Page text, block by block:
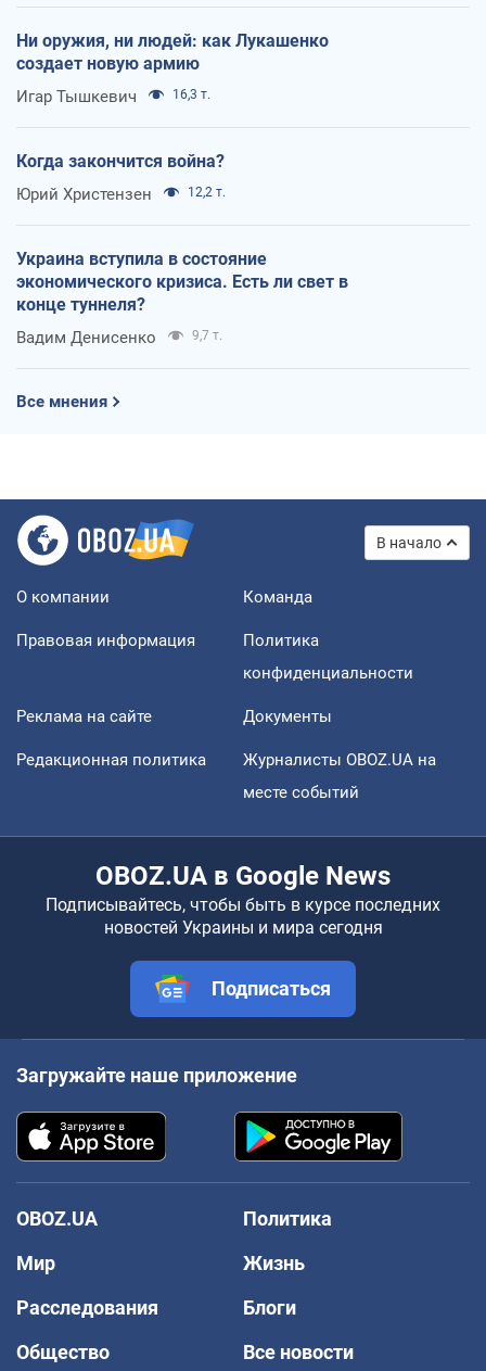
Ни оружия, ни людей: как Лукашенко
создает новую армию
Игар Тышкевич 16,3 т.
Когда закончится война?
Юрий Христензен 12,2 т.
Украина вступила в состояние
экономического кризиса. Есть ли свет в
конце туннеля?
Вадим Денисенко 9,7 т.
Все мнения
В начало
О компании Команда
Правовая информация
Политика
конфиденциальности
Реклама на сайте Документы
Редакционная политика
Журналисты OBOZ.UA на
месте событий
OBOZ.UA в Google News
Подписывайтесь, чтобы быть в курсе последних
новостей Украины и мира сегодня
Подписаться
Загружайте наше приложение
OBOZ.UA
Политика
Мир
Жизнь
Расследования
Блоги
Общество
Все новости